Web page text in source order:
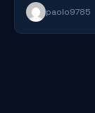
paolo9785